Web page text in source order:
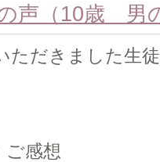
声（10歳
ただきました生
感想